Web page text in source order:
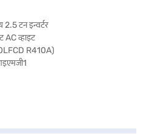
निवेश है. खरीदारी करने के लिए बजाज
पर जाएं और Easy EMIs का लाभ उठाएं.